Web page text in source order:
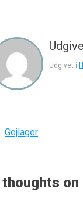
Udgivet i
Gejlager
on